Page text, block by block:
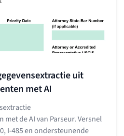
uit
met AI
de AI van Parseur. Versnel
I-485 en ondersteunende